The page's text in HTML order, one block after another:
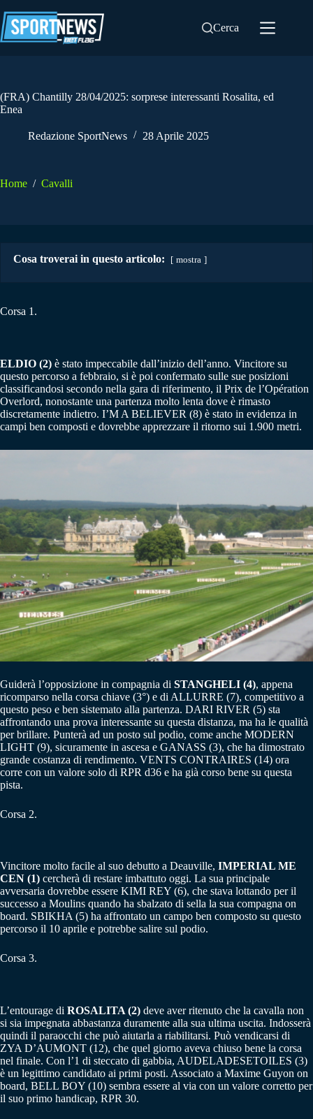
al
contenuto
Cerca
(FRA) Chantilly 28/04/2025: sorprese interessanti Rosalita, ed
Enea
Redazione SportNews 28 Aprile 2025
Home / Cavalli
Cosa troverai in questo articolo: mostra
Corsa 1.
ELDIO (2) è stato impeccabile dall’inizio dell’anno. Vincitore su
questo percorso a febbraio, si è poi confermato sulle sue posizioni
classificandosi secondo nella gara di riferimento, il Prix de l’Opération
Overlord, nonostante una partenza molto lenta dove è rimasto
discretamente indietro. I’M A BELIEVER (8) è stato in evidenza in
campi ben composti e dovrebbe apprezzare il ritorno sui 1.900 metri.
Guiderà l’opposizione in compagnia di STANGHELI (4), appena
ricomparso nella corsa chiave (3°) e di ALLURRE (7), competitivo a
questo peso e ben sistemato alla partenza. DARI RIVER (5) sta
affrontando una prova interessante su questa distanza, ma ha le qualità
per brillare. Punterà ad un posto sul podio, come anche MODERN
LIGHT (9), sicuramente in ascesa e GANASS (3), che ha dimostrato
grande costanza di rendimento. VENTS CONTRAIRES (14) ora
corre con un valore solo di RPR d36 e ha già corso bene su questa
pista.
Corsa 2.
Vincitore molto facile al suo debutto a Deauville, IMPERIAL ME
CEN (1) cercherà di restare imbattuto oggi. La sua principale
avversaria dovrebbe essere KIMI REY (6), che stava lottando per il
successo a Moulins quando ha sbalzato di sella la sua compagna on
board. SBIKHA (5) ha affrontato un campo ben composto su questo
percorso il 10 aprile e potrebbe salire sul podio.
Corsa 3.
L’entourage di ROSALITA (2) deve aver ritenuto che la cavalla non
si sia impegnata abbastanza duramente alla sua ultima uscita. Indosserà
quindi il paraocchi che può aiutarla a riabilitarsi. Può vendicarsi di
ZYA D’AUMONT (12), che quel giorno aveva chiuso bene la corsa
nel finale. Con l’1 di steccato di gabbia, AUDELADESETOILES (3)
è un legittimo candidato ai primi posti. Associato a Maxime Guyon on
board, BELL BOY (10) sembra essere al via con un valore corretto per
il suo primo handicap, RPR 30.